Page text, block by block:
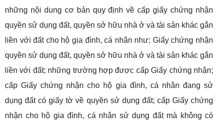
những nội dung cơ bản quy định về cấp giấy chứng nhận
quyền sử dụng đất, quyền sở hữu nhà ở và tài sản khác gắn
liền với đất cho hộ gia đình, cá nhân như: Giấy chứng nhận
quyền sử dụng đất, quyền sở hữu nhà ở và tài sản khác gắn
liền với đất; những trường hợp được cấp Giấy chứng nhận;
cấp Giấy chứng nhận cho hộ gia đình, cá nhân đang sử
dụng đất có giấy tờ về quyền sử dụng đất; cấp Giấy chứng
nhận cho hộ gia đình, cá nhân sử dụng đất mà không có